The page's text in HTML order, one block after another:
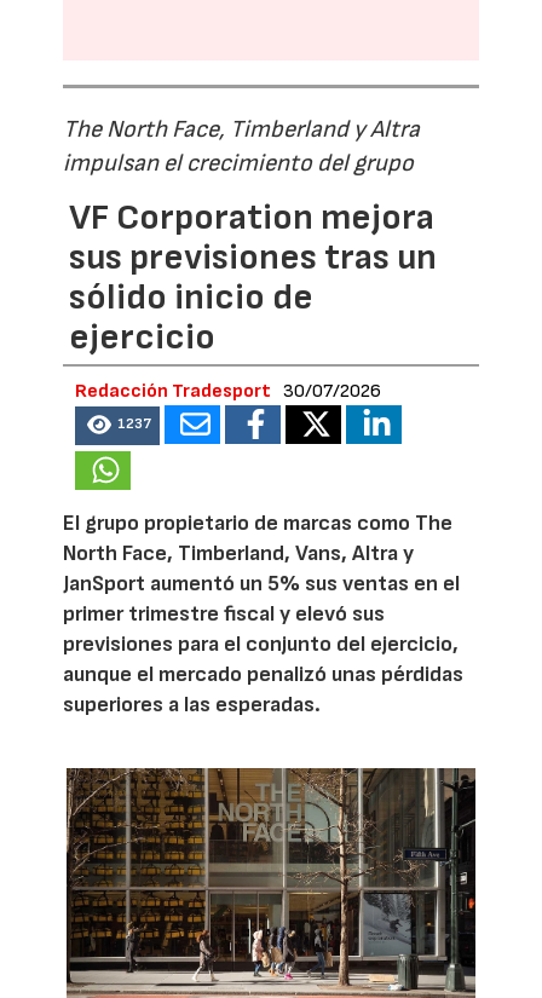
The North Face, Timberland y Altra
impulsan el crecimiento del grupo
VF Corporation mejora
sus previsiones tras un
sólido inicio de
ejercicio
Redacción Tradesport 30/07/2026
1237
El grupo propietario de marcas como The
North Face, Timberland, Vans, Altra y
JanSport aumentó un 5% sus ventas en el
primer trimestre fiscal y elevó sus
previsiones para el conjunto del ejercicio,
aunque el mercado penalizó unas pérdidas
superiores a las esperadas.